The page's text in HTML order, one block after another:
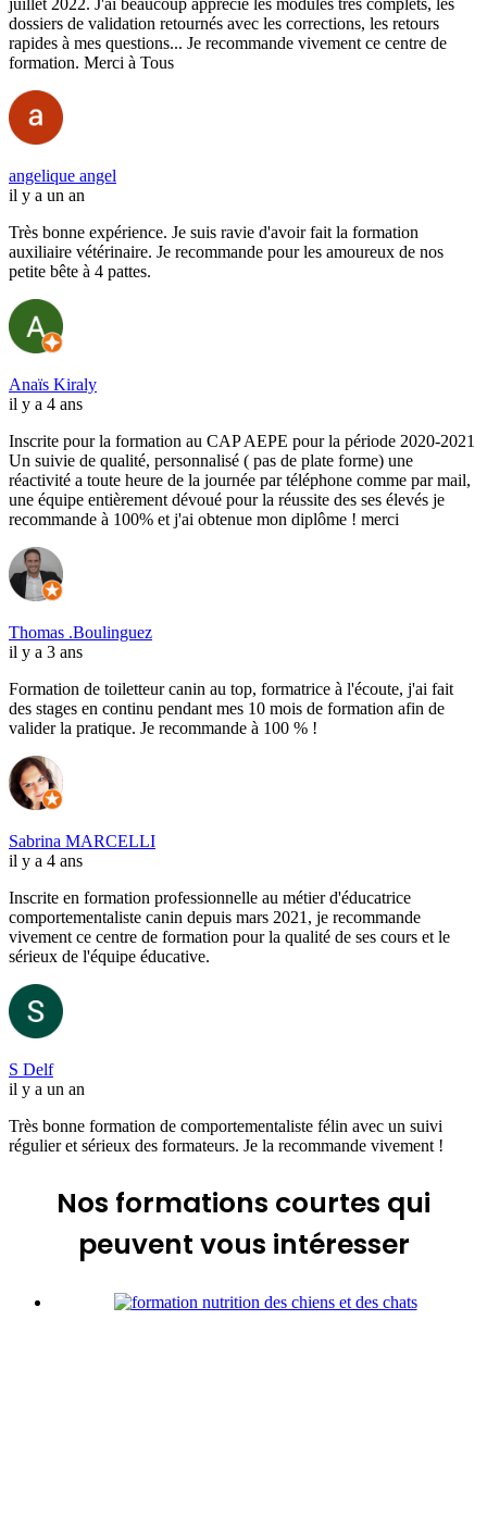
juillet 2022. J'ai beaucoup apprécié les modules très complets, les
dossiers de validation retournés avec les corrections, les retours
rapides à mes questions... Je recommande vivement ce centre de
formation. Merci à Tous
angelique angel
il y a un an
Très bonne expérience. Je suis ravie d'avoir fait la formation
auxiliaire vétérinaire. Je recommande pour les amoureux de nos
petite bête à 4 pattes.
Anaïs Kiraly
il y a 4 ans
Inscrite pour la formation au CAP AEPE pour la période 2020-2021
Un suivie de qualité, personnalisé ( pas de plate forme) une
réactivité a toute heure de la journée par téléphone comme par mail,
une équipe entièrement dévoué pour la réussite des ses élevés je
recommande à 100% et j'ai obtenue mon diplôme ! merci
Thomas .Boulinguez
il y a 3 ans
Formation de toiletteur canin au top, formatrice à l'écoute, j'ai fait
des stages en continu pendant mes 10 mois de formation afin de
valider la pratique. Je recommande à 100 % !
Sabrina MARCELLI
il y a 4 ans
Inscrite en formation professionnelle au métier d'éducatrice
comportementaliste canin depuis mars 2021, je recommande
vivement ce centre de formation pour la qualité de ses cours et le
sérieux de l'équipe éducative.
S Delf
il y a un an
Très bonne formation de comportementaliste félin avec un suivi
régulier et sérieux des formateurs. Je la recommande vivement !
Nos formations courtes qui
peuvent vous intéresser